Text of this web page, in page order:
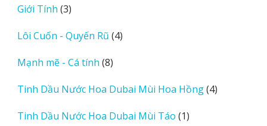
Giới Tính 33
phẩm
Lôi Cuốn - Quyến Rũ 44
Mạnh mẽ - Cá tính 88
phẩm
Tinh Dầu Nước Hoa Dubai Mùi Hoa Hồng 44
Tinh Dầu Nước Hoa Dubai Mùi Táo 11